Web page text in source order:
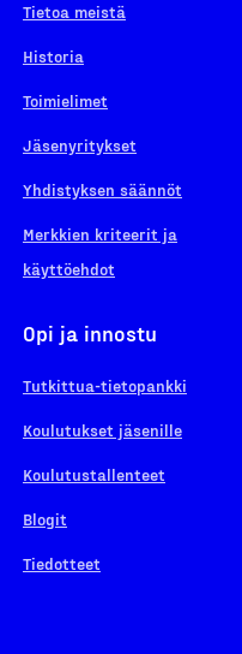
Tietoa meistä
Historia
Toimielimet
Jäsenyritykset
Yhdistyksen säännöt
Merkkien kriteerit ja
käyttöehdot
Opi ja innostu
Tutkittua-tietopankki
Koulutukset jäsenille
Koulutustallenteet
Blogit
Tiedotteet